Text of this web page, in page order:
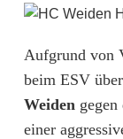
W
e
i
d
Aufgrund von
beim ESV
Weiden
einer